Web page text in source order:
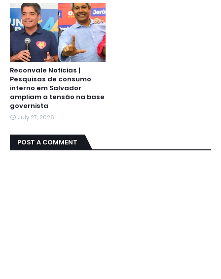
Reconvale Noticias |
Pesquisas de consumo
interno em Salvador
ampliam a tensão na base
governista
July 27, 2026
POST A COMMENT